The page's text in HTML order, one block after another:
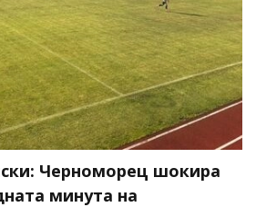
Черноморец шокира
минута на